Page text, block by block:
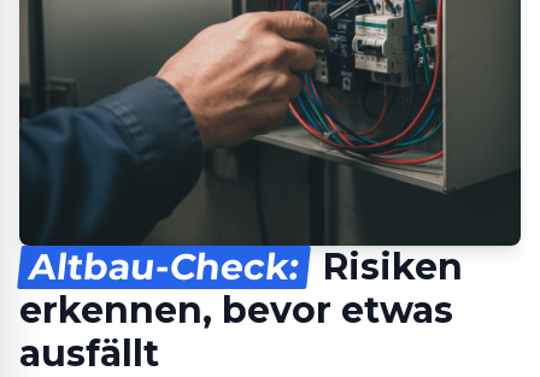
Altbau-Check: Risiken
erkennen, bevor etwas
ausfällt